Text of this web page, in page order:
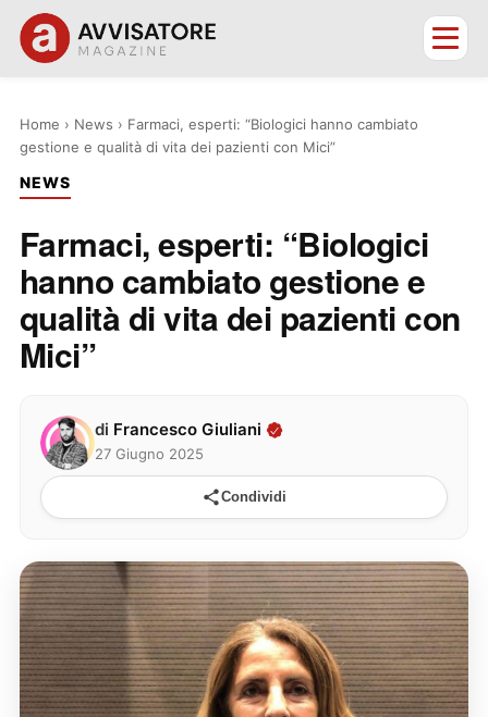
Home › News › Farmaci, esperti: “Biologici hanno cambiato
gestione e qualità di vita dei pazienti con Mici”
NEWS
Farmaci, esperti: “Biologici
hanno cambiato gestione e
qualità di vita dei pazienti con
Mici”
di Francesco Giuliani
27 Giugno 2025
Condividi